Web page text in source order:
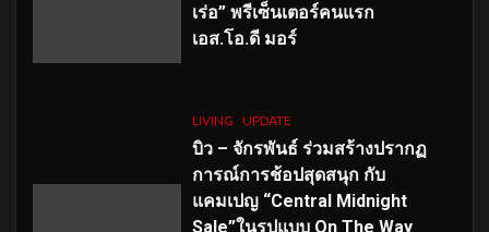
เร่อ” พรีเซ็นเตอร์คนแรก
เอส.โอ.ดี มอร์
LIVING UPDATE
บิว – จักรพันธ์ ร่วมสร้างปรากฏ
การณ์การช้อปสุดสนุก กับ
แคมเปญ “Central Midnight
Sale”ในรูปแบบ On The Way